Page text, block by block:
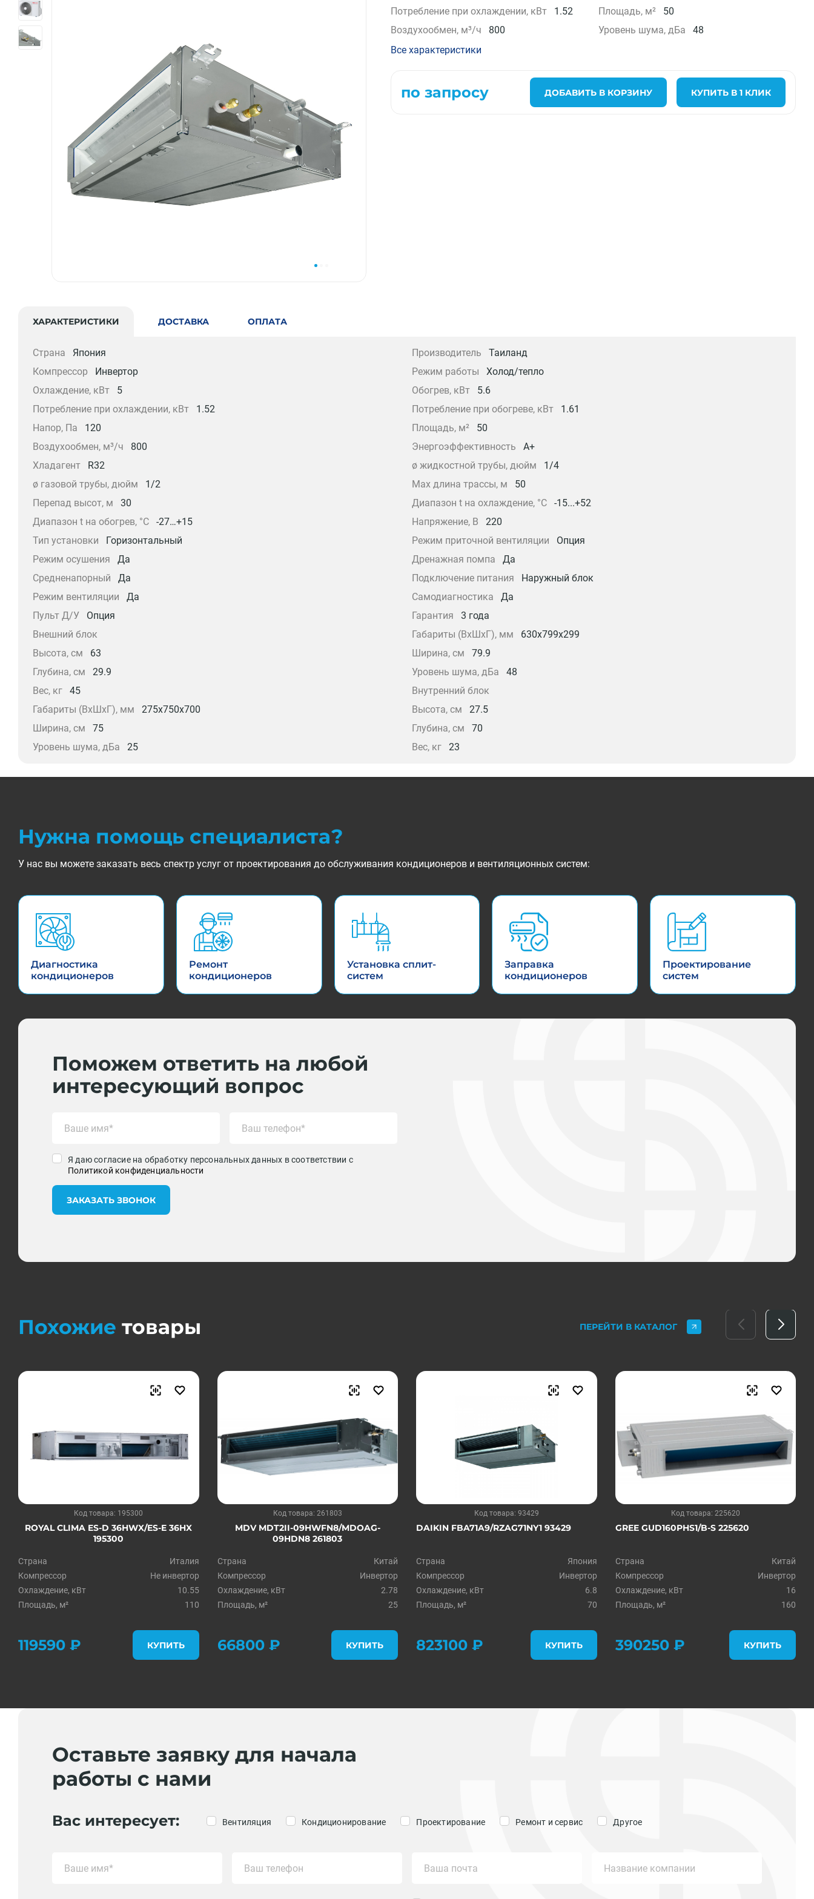
Компрессорно-конденсаторные блоки
Крышные кондиционеры
Расходные материалы монтажа
Инструменты монтажа
Аксессуары для кондиционеров
Потребление при охлаждении, кВт
1.52 Площадь, м²
50
Воздухообмен, м³/ч
800 Уровень шума, дБа
48
Все характеристики
по запросу ДОБАВИТЬ В КОРЗИНУ КУПИТЬ В 1 КЛИК
ХАРАКТЕРИСТИКИ ДОСТАВКА ОПЛАТА
Страна Япония Производитель
Таиланд
Компрессор
Инвертор Режим работы
Холод/тепло
Охлаждение, кВт
5 Обогрев, кВт
5.6
Потребление при охлаждении, кВт
1.52 Потребление при обогреве, кВт
1.61
Напор, Па
120 Площадь, м²
50
Воздухообмен, м³/ч
800 Энергоэффективность
A+
Хладагент
R32 ø жидкостной трубы, дюйм
1/4
ø газовой трубы, дюйм
1/2 Max длина трассы, м
50
Перепад высот, м
30 Диапазон t на охлаждение, °С
-15...+52
Диапазон t на обогрев, °С
-27…+15 Напряжение, В
220
Тип установки
Горизонтальный Режим приточной вентиляции
Опция
Режим осушения
Да Дренажная помпа
Да
Средненапорный
Да Подключение питания
Наружный блок
Режим вентиляции
Да Самодиагностика
Да
Пульт Д/У
Опция Гарантия
3 года
Внешний блок
Габариты (ВхШхГ), мм
630x799x299
Высота, см
63 Ширина, см
79.9
Глубина, см
29.9 Уровень шума, дБа
48
Вес, кг
45
Внутренний блок
Габариты (ВхШхГ), мм
275x750x700 Высота, см
27.5
Ширина, см
75 Глубина, см
70
Уровень шума, дБа
25 Вес, кг 23
Нужна помощь специалиста?
У нас вы можете заказать весь спектр услуг от проектирования до обслуживания кондиционеров и вентиляционных систем:
Диагностика
кондиционеров
Ремонт
кондиционеров
Установка сплит-
систем
Заправка
кондиционеров
Проектирование
систем
Поможем ответить на любой
интересующий вопрос
Я даю согласие на обработку персональных данных в соответствии с
Политикой конфиденциальности
ЗАКАЗАТЬ ЗВОНОК
Похожие товары ПЕРЕЙТИ В КАТАЛОГ
Код товара: 195300
ROYAL CLIMA ES-D 36HWX/ES-E 36HX
195300
Страна
Италия
Компрессор
Не инвертор
Охлаждение, кВт
10.55
Площадь, м²
110
119590 ₽ КУПИТЬ
Код товара: 261803
MDV MDT2II-09HWFN8/MDOAG-
09HDN8 261803
Страна
Китай
Компрессор
Инвертор
Охлаждение, кВт
2.78
Площадь, м²
25
66800 ₽ КУПИТЬ
Код товара: 93429
DAIKIN FBA71A9/RZAG71NY1 93429
Страна
Япония
Компрессор
Инвертор
Охлаждение, кВт
6.8
Площадь, м²
70
823100 ₽ КУПИТЬ
Код товара: 225620
GREE GUD160PHS1/B-S 225620
Страна
Китай
Компрессор
Инвертор
Охлаждение, кВт
16
Площадь, м²
160
390250 ₽ КУПИТЬ
Оставьте заявку для начала
работы с нами
Вас интересует: Вентиляция Кондиционирование Проектирование Ремонт и сервис Другое